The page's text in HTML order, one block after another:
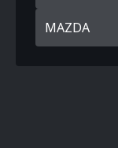
MAZDA